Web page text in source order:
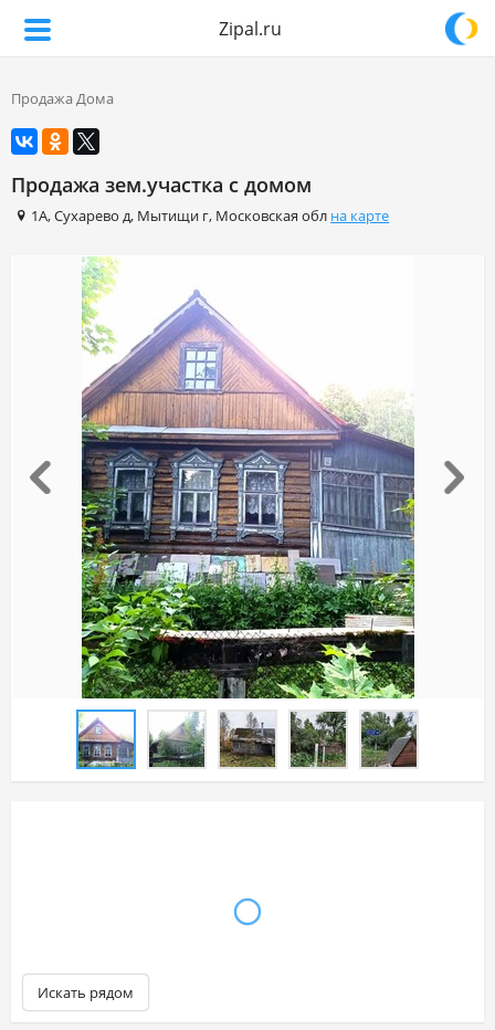
Zipal.ru
Продажа Дома
Продажа зем.участка с домом
1А,Сухарево д, Мытищи г, Московская обл на карте
Искать рядом